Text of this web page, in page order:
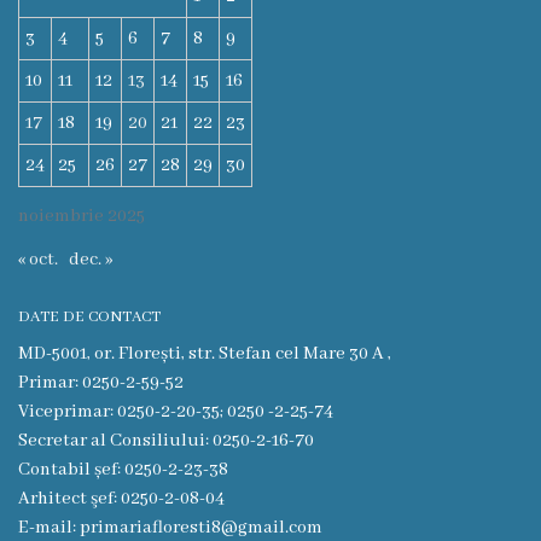
infrăţite
Galerie
foto
Servicii
certificatelor
Notificarea
activităţiilor
de
comerţ
noiembrie 2025
3
4 5 6 7 8
9
10
11 12 13 14 15
16
17
18 19 20 21 22
23
24
25 26 27 28 29 30
« oct. dec. »
DATE DE CONTACT
MD-5001, or. Florești, str. Stefan cel Mare 30 A ,
Primar: 0250-2-59-52
Viceprimar: 0250-2-20-35; 0250 -2-25-74
Secretar al Consiliului: 0250-2-16-70
Contabil șef: 0250-2-23-38
Arhitect şef: 0250-2-08-04
E-mail: primariafloresti8@gmail.com